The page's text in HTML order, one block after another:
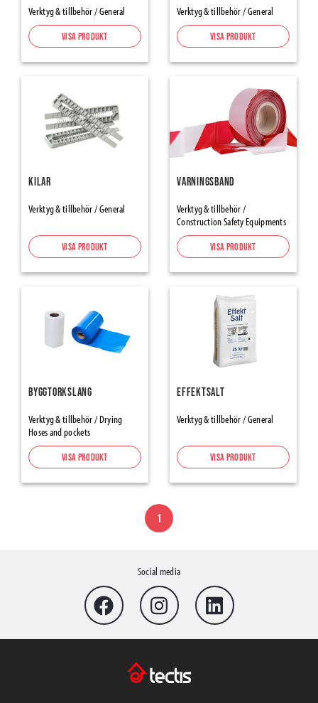
SillSealing PE-Foam & Bitumen
Element Joint Sealing
Foam Tapes and Damber Bands
Expanderande Tejp
Tejper
Tätningstejper för Ångspärr & Vindskydd
Maskeringstejp
Packtejp
Varningstejp halkskydd
Inomhusprodukter
Flooring Underlays
Skarvremsor
Protection Papers and Cardboards
Hardboards and Honeycombs
Protection & Construction..PE-Films & Membranes
Protection Self-adhesives and mats
Concrete Casting
Betongmatta (vintermatta)
Studded membranes and accessories
Verktyg & tillbehör / General
Visa produkt
Verktyg & tillbehör / General
Visa produkt
Kilar
Verktyg & tillbehör / General
Visa produkt
Varningsband
Verktyg & tillbehör /
Construction Safety Equipments
Visa produkt
Byggtorkslang
Verktyg & tillbehör / Drying
Hoses and pockets
Visa produkt
Effektsalt
Verktyg & tillbehör / General
Visa produkt
1
Social media